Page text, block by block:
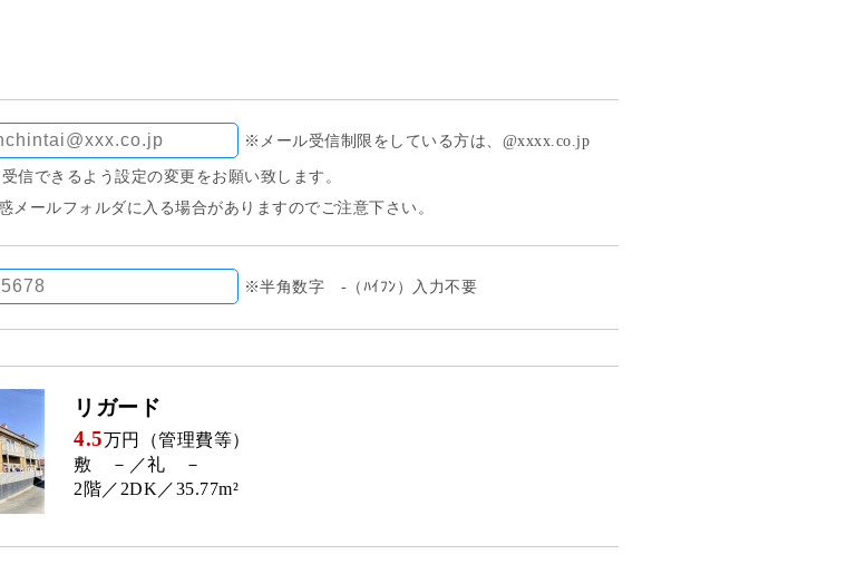
※メール受信制限をしている方は、@xxxx.co.jp
信できるよう設定の変更をお願い致します。
メールフォルダに入る場合がありますのでご注意下さい。
※半角数字 -（ﾊｲﾌﾝ）入力不要
リガード
4.5万円（管理費等）
敷 －／礼 －
2階／2DK／35.77m²